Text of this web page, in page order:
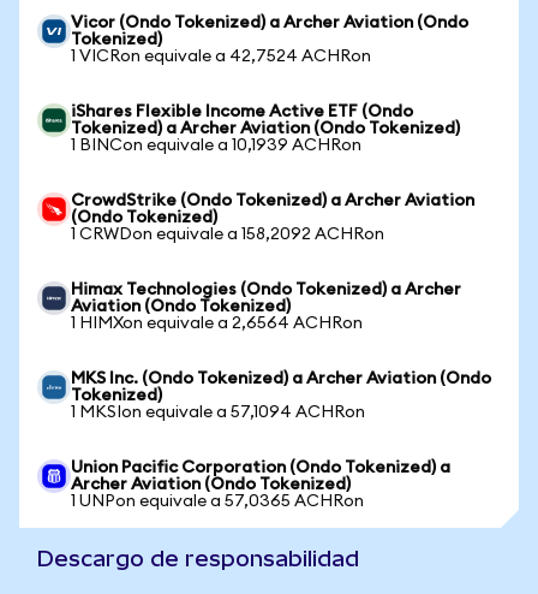
Vicor (Ondo Tokenized) a Archer Aviation (Ondo
Tokenized)
1 VICRon equivale a 42,7524 ACHRon
iShares Flexible Income Active ETF (Ondo
Tokenized) a Archer Aviation (Ondo Tokenized)
1 BINCon equivale a 10,1939 ACHRon
CrowdStrike (Ondo Tokenized) a Archer Aviation
(Ondo Tokenized)
1 CRWDon equivale a 158,2092 ACHRon
Himax Technologies (Ondo Tokenized) a Archer
Aviation (Ondo Tokenized)
1 HIMXon equivale a 2,6564 ACHRon
MKS Inc. (Ondo Tokenized) a Archer Aviation (Ondo
Tokenized)
1 MKSIon equivale a 57,1094 ACHRon
Union Pacific Corporation (Ondo Tokenized) a
Archer Aviation (Ondo Tokenized)
1 UNPon equivale a 57,0365 ACHRon
Descargo de responsabilidad